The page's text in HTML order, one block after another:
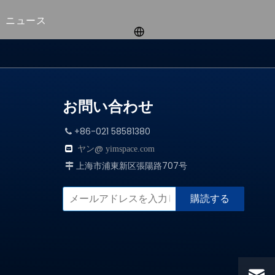
ニュース
お問い合わせ
 +86-021 58581380
 ヤン@ yimspace.com
 上海市浦東新区張陽路707号
購読する